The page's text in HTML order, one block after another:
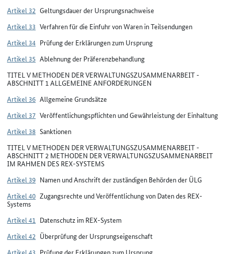
Artikel 32 Geltungsdauer der Ursprungsnachweise
Artikel 33 Verfahren für die Einfuhr von Waren in Teilsendungen
Artikel 34 Prüfung der Erklärungen zum Ursprung
Artikel 35 Ablehnung der Präferenzbehandlung
TITEL V METHODEN DER VERWALTUNGSZUSAMMENARBEIT -
ABSCHNITT 1 ALLGEMEINE ANFORDERUNGEN
Artikel 36 Allgemeine Grundsätze
Artikel 37 Veröffentlichungspflichten und Gewährleistung der Einhaltung
Artikel 38 Sanktionen
TITEL V METHODEN DER VERWALTUNGSZUSAMMENARBEIT -
ABSCHNITT 2 METHODEN DER VERWALTUNGSZUSAMMENARBEIT
IM RAHMEN DES REX-SYSTEMS
Artikel 39 Namen und Anschrift der zuständigen Behörden der ÜLG
Artikel 40 Zugangsrechte und Veröffentlichung von Daten des REX-
Systems
Artikel 41 Datenschutz im REX-System
Artikel 42 Überprüfung der Ursprungseigenschaft